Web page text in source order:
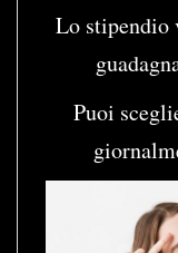
Lo stipendio
Puoi